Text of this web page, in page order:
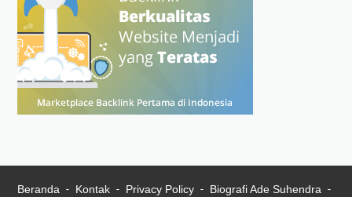
Beranda Kontak Privacy Policy
Biografi Ade Suhendra